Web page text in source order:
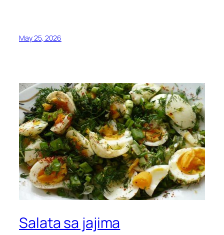
May 25, 2026
Salata sa jajima